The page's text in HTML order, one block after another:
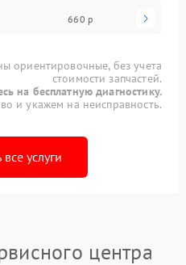
660 р
ориентировочные, без учета
стоимости запчастей.
на бесплатную диагностику.
и укажем на неисправность.
услуги
центра